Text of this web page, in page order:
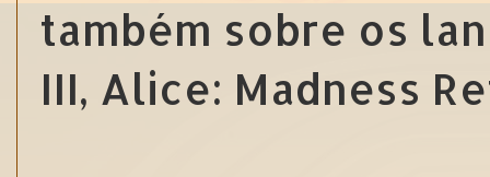
também sobre os
III, Alice: Madness